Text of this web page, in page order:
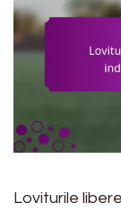
Loviturile